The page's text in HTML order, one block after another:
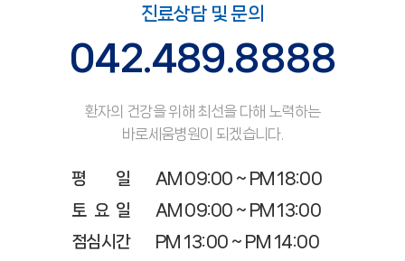
진료상담 및 문의
042.489.8888
환자의 건강을 위해 최선을 다해 노력하는
바로세움병원이 되겠습니다.
평 일
AM 09:00 ~ PM 18:00
토 요 일
AM 09:00 ~ PM 13:00
점심시간
PM 13:00 ~ PM 14:00